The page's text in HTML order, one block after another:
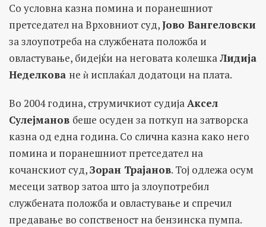
Со условна казна помина и поранешниот
претседател на Врховниот суд,Јово Вангеловски
за злоупотреба на службената положба и
овластување, бидејќи на неговата колешкаЛидија
Неделкова не ѝ исплаќал додатоци на плата.
Во 2004 година, струмичкиот судијаАксел
Сулејманов беше осуден за поткуп на затворска
казна од една година. Со слична казна како него
помина и поранешниот претседател на
кочанскиот суд,Зоран Трајанов. Тој одлежа осум
месеци затвор затоа што ја злоупотребил
службената положба и овластување и спречил
предавање во сопственост на бензинска пумпа.